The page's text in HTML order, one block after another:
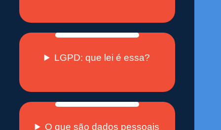
LGPD: que lei é essa?
O que são dados pessoais